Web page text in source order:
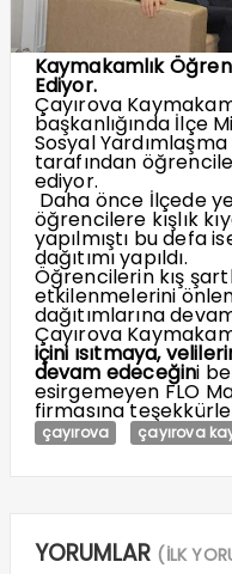
Kaymakamlık
Ediyor.
Çayırova
başkanlığında İlçe
Sosyal
tarafından
ediyor.
Daha önce İlçede
öğrencilere kışlık
yapılmıştı bu defa
dağıtımı yapıldı.
Öğrencilerin kış
etkilenmelerini
dağıtımlarına
Çayırova
içini ısıtmaya,
devam edeceğini
esirgemeyen FLO
firmasına
çayırova çayırova
YORUMLAR (İLK